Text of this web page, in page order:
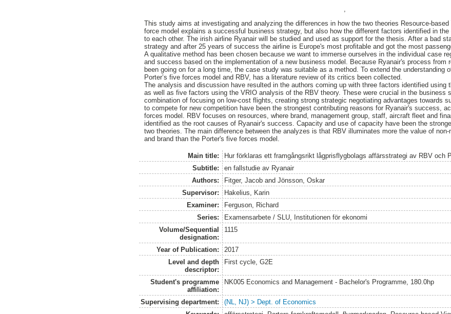
This study aims at investigating and analyzing the differences in how the two theories Resource-
force model explains a successful business strategy, but also how the different factors identified in
to each other. The irish airline Ryanair will be studied and used as support for the thesis. After a bad
strategy and after 25 years of success the airline is Europe's most profitable and got the most
A qualitative method has been chosen because we want to immerse ourselves in the individual case
and success based on the implementation of a new business model. Because Ryanair's process from
been going on for a long time, the case study was suitable as a method. To extend the understanding
Porter’s five forces model and RBV, has a literature review of its critics been collected.
The analysis and discussion have resulted in the authors coming up with three factors identified using
as well as five factors using the VRIO analysis of the RBV theory. These were crucial in the business
combination of focusing on low-cost flights, creating strong strategic negotiating advantages towards
to compete for new competition have been the strongest contributing reasons for Ryanair's success,
forces model. RBV focuses on resources, where brand, management group, staff, aircraft fleet and
identified as the root causes of Ryanair's success. Capacity and use of capacity have been the
two theories. The main difference between the analyzes is that RBV illuminates more the value of
and brand than the Porter's five forces model.
Main title:
Hur förklaras ett framgångsrikt lågprisflygbolags affärsstrategi av RBV och
Subtitle:
en fallstudie av Ryanair
Authors:
Fitger, Jacoband Jönsson, Oskar
Supervisor:
Hakelius, Karin
Examiner:
Ferguson, Richard
Series:
Examensarbete / SLU, Institutionen för ekonomi
Volume/Sequential
designation:
1115
Year of Publication:
2017
Level and depth
descriptor:
First cycle, G2E
Student's programme
affiliation:
NK005 Economics and Management - Bachelor's Programme, 180.0hp
Supervising department:
(NL, NJ) > Dept. of Economics